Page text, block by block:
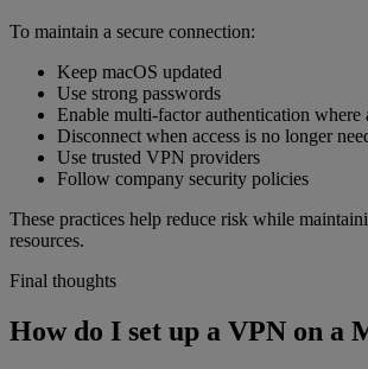
To maintain a secure connection:
Keep macOS updated
Use strong passwords
Enable multi-factor authentication where
Disconnect when access is no longer
Use trusted VPN providers
Follow company security policies
These practices help reduce risk while
resources.
Final thoughts
How do I set up a VPN on a